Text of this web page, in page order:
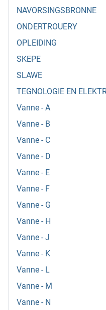
NAVORSINGSBRONNE
ONDERTROUERY
OPLEIDING
SKEPE
SLAWE
TEGNOLOGIE EN
Vanne - A
Vanne - B
Vanne - C
Vanne - D
Vanne - E
Vanne - F
Vanne - G
Vanne - H
Vanne - J
Vanne - K
Vanne - L
Vanne - M
Vanne - N